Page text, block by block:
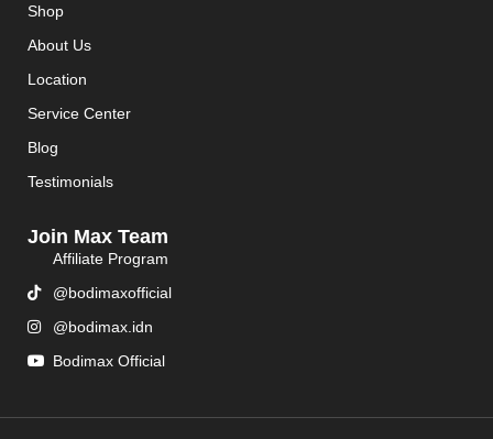
Shop
About Us
Location
Service Center
Blog
Testimonials
Join Max Team
Affiliate Program
@bodimaxofficial
@bodimax.idn
Bodimax Official